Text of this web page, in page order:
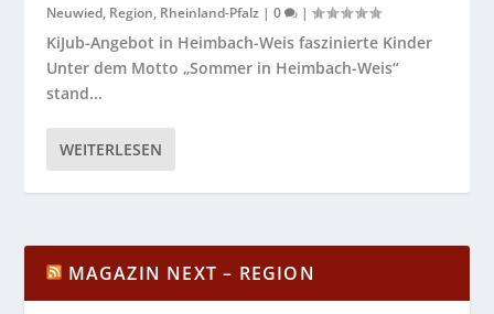
Neuwied, Region, Rheinland-Pfalz |0 |
KiJub-Angebot in Heimbach-Weis faszinierte Kinder
Unter dem Motto „Sommer in Heimbach-Weis“
stand...
WEITERLESEN
MAGAZIN NEXT – REGION